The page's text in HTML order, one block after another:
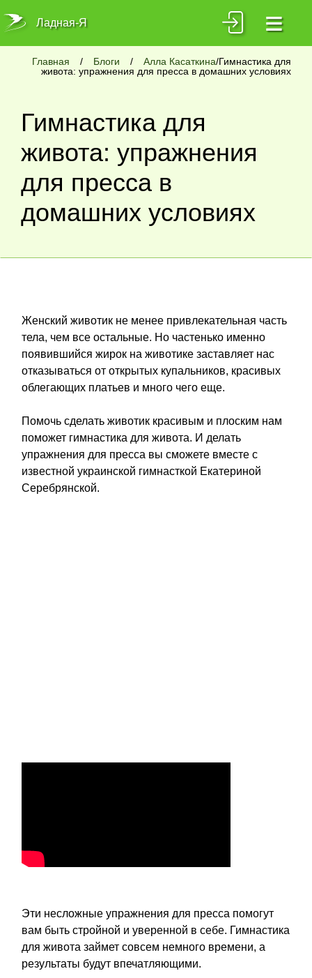
Ладная-Я ≡
Главная / Блоги / Алла Касаткина/Гимнастика для
живота: упражнения для пресса в домашних условиях
Гимнастика для
живота: упражнения
для пресса в
домашних условиях
Женский животик не менее привлекательная часть
тела, чем все остальные. Но частенько именно
появившийся жирок на животике заставляет нас
отказываться от открытых купальников, красивых
облегающих платьев и много чего еще.
Помочь сделать животик красивым и плоским нам
поможет гимнастика для живота. И делать
упражнения для пресса вы сможете вместе с
известной украинской гимнасткой Екатериной
Серебрянской.
Эти несложные упражнения для пресса помогут
вам быть стройной и уверенной в себе. Гимнастика
для живота займет совсем немного времени, а
результаты будут впечатляющими.